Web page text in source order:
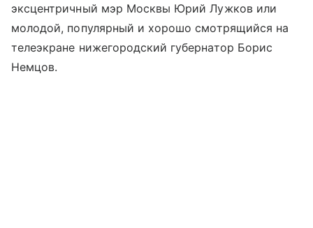
эксцентричный мэр Москвы Юрий Лужков или
молодой, популярный и хорошо смотрящийся на
телеэкране нижегородский губернатор Борис
Немцов.